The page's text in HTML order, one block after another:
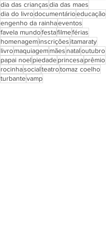
dia das criançasdia das maes
dia do livrodocumentárioeducação
engenho da rainhaeventos
favela mundofestafilmeférias
homenageminscrições itamaraty
livromaquiagemmães nataloutubro
papai noel piedadeprincesaprêmio
rocinhasocialteatrotomaz coelho
turbantevamp